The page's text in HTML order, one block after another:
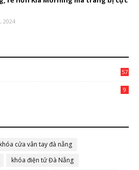
2024
57
9
khóa cửa vân tay đà nẵng
khóa điện tử Đà Nẵng